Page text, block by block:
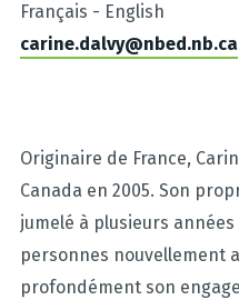
Français - English
carine.dalvy@nbed.nb.ca
Originaire de France,
Canada en 2005. Son
jumelé à plusieurs
personnes nouvellement
profondément son